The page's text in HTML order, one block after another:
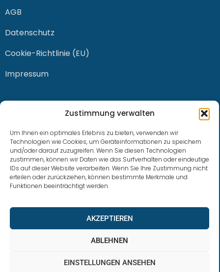
Zustimmung verwalten
Um Ihnen ein optimales Erlebnis zu bieten, verwenden wir
Technologien wie Cookies, um Geräteinformationen zu speichern
und/oder darauf zuzugreifen. Wenn Sie diesen Technologien
zustimmen, können wir Daten wie das Surfverhalten oder eindeutige
IDs auf dieser Website verarbeiten. Wenn Sie Ihre Zustimmung nicht
erteilen oder zurückziehen, können bestimmte Merkmale und
Funktionen beeinträchtigt werden.
AKZEPTIEREN
ABLEHNEN
EINSTELLUNGEN ANSEHEN
AGB
Datenschutz
Cookie-Richtlinie (EU)
Impressum
0228 / 915 614 81
klaus.buhl@libra-invest.de
LIBRAInvest © 2023 | Design by SOFTWARESTUBE